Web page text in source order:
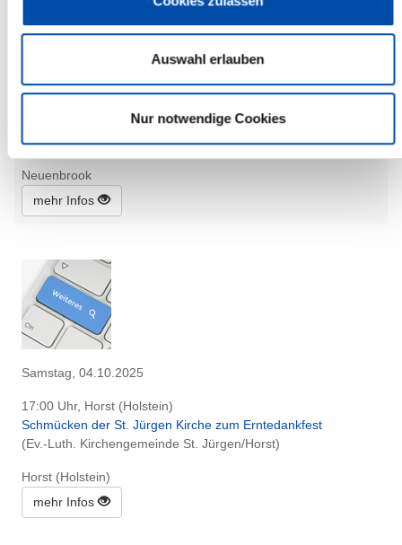
Auswahl erlauben
Nur notwendige Cookies
Erntedankgottesdienst
(Ev.-Luth. Kirchengemeinde Neuenbrook)
Neuenbrook
mehr Infos
Samstag, 04.10.2025
17:00 Uhr, Horst (Holstein)
Schmücken der St. Jürgen Kirche zum Erntedankfest
(Ev.-Luth. Kirchengemeinde St. Jürgen/Horst)
Horst (Holstein)
mehr Infos